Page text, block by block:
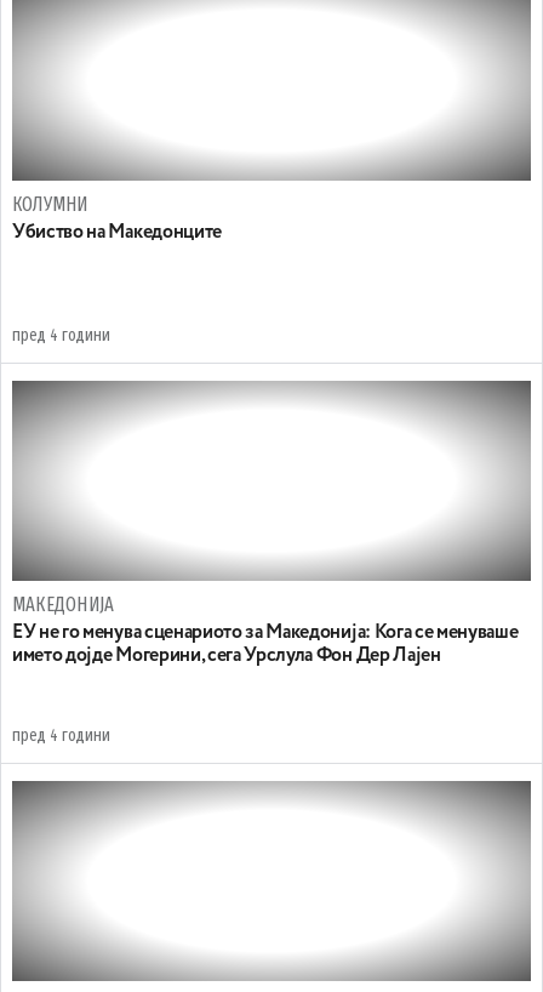
КОЛУМНИ
Убиство на Македонците
пред 4 години
МАКЕДОНИЈА
ЕУ не го менува сценариото за Македонија: Кога се менуваше
името дојде Могерини, сега Урслула Фон Дер Лајен
пред 4 години